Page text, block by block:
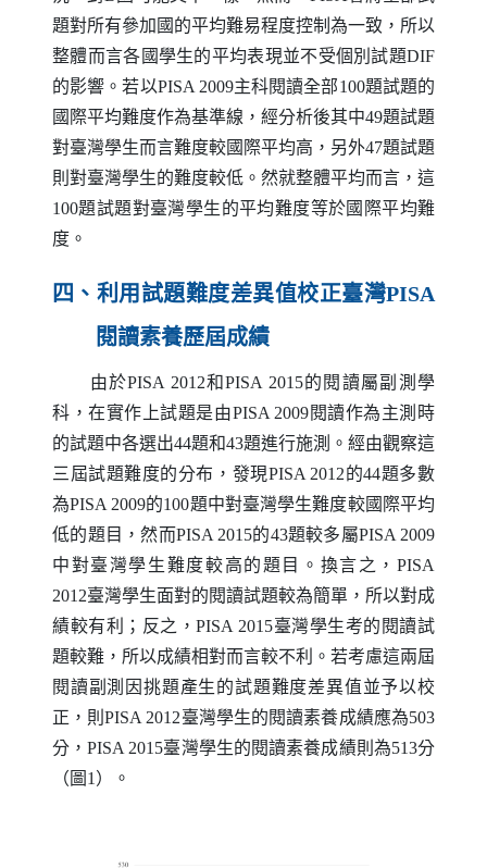
題對所有參加國的平均難易程度控制為一致，所以
整體而言各國學生的平均表現並不受個別試題DIF
的影響。若以PISA 2009主科閱讀全部100題試題的
國際平均難度作為基準線，經分析後其中49題試題
對臺灣學生而言難度較國際平均高，另外47題試題
則對臺灣學生的難度較低。然就整體平均而言，這
100題試題對臺灣學生的平均難度等於國際平均難
度。
四、利用試題難度差異值校正臺灣PISA
閱讀素養歷屆成績
由於PISA 2012和PISA 2015的閱讀屬副測學
科，在實作上試題是由PISA 2009閱讀作為主測時
的試題中各選出44題和43題進行施測。經由觀察這
三屆試題難度的分布，發現PISA 2012的44題多數
為PISA 2009的100題中對臺灣學生難度較國際平均
低的題目，然而PISA 2015的43題較多屬PISA 2009
中對臺灣學生難度較高的題目。換言之， PISA
2012臺灣學生面對的閱讀試題較為簡單，所以對成
績較有利；反之，PISA 2015臺灣學生考的閱讀試
題較難，所以成績相對而言較不利。若考慮這兩屆
閱讀副測因挑題產生的試題難度差異值並予以校
正，則PISA 2012臺灣學生的閱讀素養成績應為503
分，PISA 2015臺灣學生的閱讀素養成績則為513分
（圖1）。